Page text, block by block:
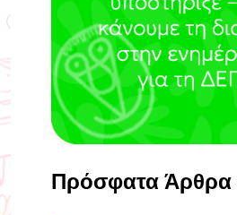
Πρόσφατα Άρθρα